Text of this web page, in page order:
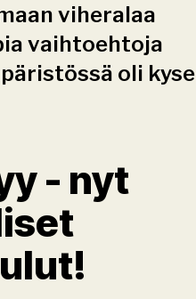
viheralaa
vaihtoehtoja
oli kyse
- nyt